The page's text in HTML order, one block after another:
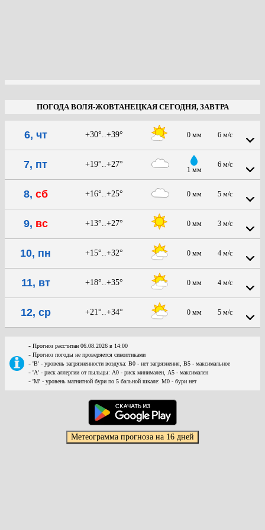
ПОГОДА ВОЛЯ-ЖОВТАНЕЦКАЯ СЕГОДНЯ, ЗАВТРА
6, чт +30°..+39° 0 мм 6 м/с
7, пт +19°..+27°
1 мм
6 м/с
8, сб +16°..+25° 0 мм 5 м/с
9, вс +13°..+27° 0 мм 3 м/с
10, пн +15°..+32° 0 мм 4 м/с
11, вт +18°..+35° 0 мм 4 м/с
12, ср +21°..+34° 0 мм 5 м/с
- Прогноз рассчитан 06.08.2026 в 14:00
- Прогноз погоды не проверяется синоптиками
- 'В' - уровень загрязненности воздуха: В0 - нет загрязнения, В5 - максимальное
- 'А' - риск аллергии от пыльцы: А0 - риск минимален, А5 - максимален
- 'М' - уровень магнитной бури по 5 бальной шкале: М0 - бури нет